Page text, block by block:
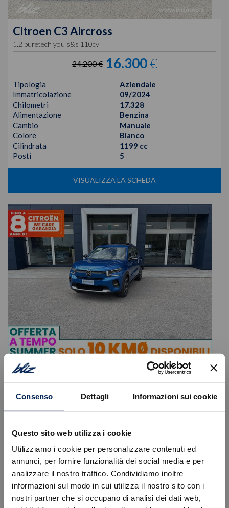
Consenso Dettagli Informazioni sui cookie
Questo sito web utilizza i cookie
Utilizziamo i cookie per personalizzare contenuti ed
annunci, per fornire funzionalità dei social media e per
analizzare il nostro traffico. Condividiamo inoltre
informazioni sul modo in cui utilizza il nostro sito con i
nostri partner che si occupano di analisi dei dati web,
Citroen C3 Aircross
1.2 puretech you s&s 110cv
24.200 € 16.300€
Tipologia
Aziendale
Immatricolazione
09/2024
Chilometri
17.328
Alimentazione
Benzina
Cambio
Manuale
Colore
Bianco
Cilindrata
1199 cc
Posti
5
VISUALIZZA LA SCHEDA
Citroen
1.2 puretech turbo plus 100cv s&s
19.670 € 16.400€
Immatricolazione
07/2026
Cambio
Manuale
Colore
Blu
Cilindrata
1199 cc
Posti
5